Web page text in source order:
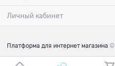
Личный кабинет
Платформа для интернет магазина ©